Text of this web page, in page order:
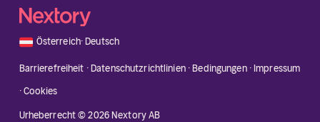
🇦🇹 Österreich·Deutsch
Barrierefreiheit ·Datenschutzrichtlinien·Bedingungen· Impressum
·Cookies
Urheberrecht © 2026 Nextory AB